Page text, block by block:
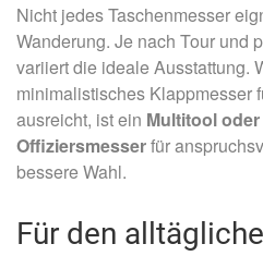
Nicht jedes Taschenmesser
Wanderung. Je nach Tour und
variiert die ideale Ausstattung.
minimalistisches Klappmesser
ausreicht, ist ein Multitool
Offiziersmesserfür
bessere Wahl.
Für den